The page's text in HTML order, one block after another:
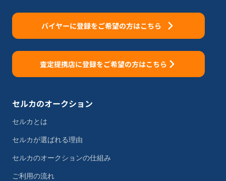
バイヤーに登録をご希望の方はこちら
査定提携店に登録をご希望の方はこちら
セルカのオークション
セルカとは
セルカが選ばれる理由
セルカのオークションの仕組み
ご利用の流れ